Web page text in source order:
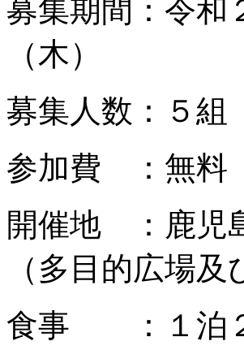
募集期間：令和
（木）
募集人数：５組
参加費 ：無料
開催地 ：鹿児
（多目的広場
食事 ：１泊